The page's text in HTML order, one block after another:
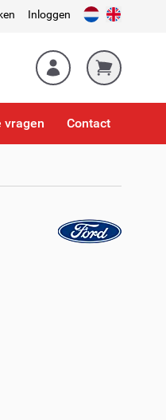
Inloggen
vragen Contact